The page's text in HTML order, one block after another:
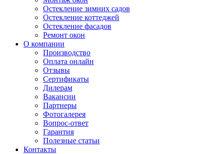
Остекление зимних садов
Остекление коттеджей
Остекление фасадов
Ремонт окон
О компании
Производство
Оплата онлайн
Отзывы
Сертификаты
Дилерам
Вакансии
Партнеры
Фотогалерея
Вопрос-ответ
Гарантия
Полезные статьи
Контакты